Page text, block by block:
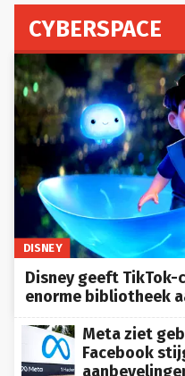
CYBERSPACE
DISNEY
Disney geeft
enorme bibliotheek
Meta ziet
Facebook